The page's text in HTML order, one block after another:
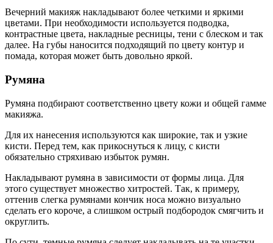
Вечерний макияж накладывают более четкими и яркими
цветами. При необходимости используется подводка,
контрастные цвета, накладные ресницы, тени с блеском и так
далее. На губы наносится подходящий по цвету контур и
помада, которая может быть довольно яркой.
Румяна
Румяна подбирают соответственно цвету кожи и общей гамме
макияжа.
Для их нанесения используются как широкие, так и узкие
кисти. Перед тем, как прикоснуться к лицу, с кисти
обязательно стряхиваю избыток румян.
Накладывают румяна в зависимости от формы лица. Для
этого существует множество хитростей. Так, к примеру,
оттенив слегка румянами кончик носа можно визуально
сделать его короче, а слишком острый подбородок смягчить и
округлить.